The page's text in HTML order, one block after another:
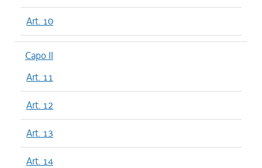
Art. 10
Capo II
Art. 11
Art. 12
Art. 13
Art. 14